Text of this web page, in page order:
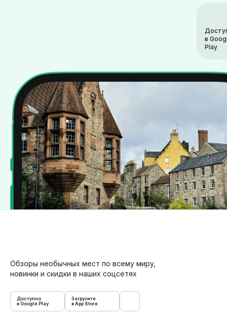
в
Play
Обзоры необычных мест по всему миру,
новинки и скидки в наших соцсетях
Доступно
в Google Play
Загрузите
в App Store